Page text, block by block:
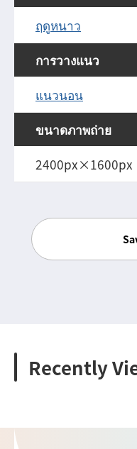
ฤดูหนาว
การวางแนว
แนวนอน
ขนาดภาพถ่าย
2400px×1600px
Recently